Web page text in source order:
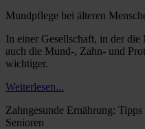
Mundpflege bei älteren
In einer Gesellschaft, in der
auch die Mund-, Zahn- und
wichtiger.
Weiterlesen...
Zahngesunde Ernährung:
Senioren